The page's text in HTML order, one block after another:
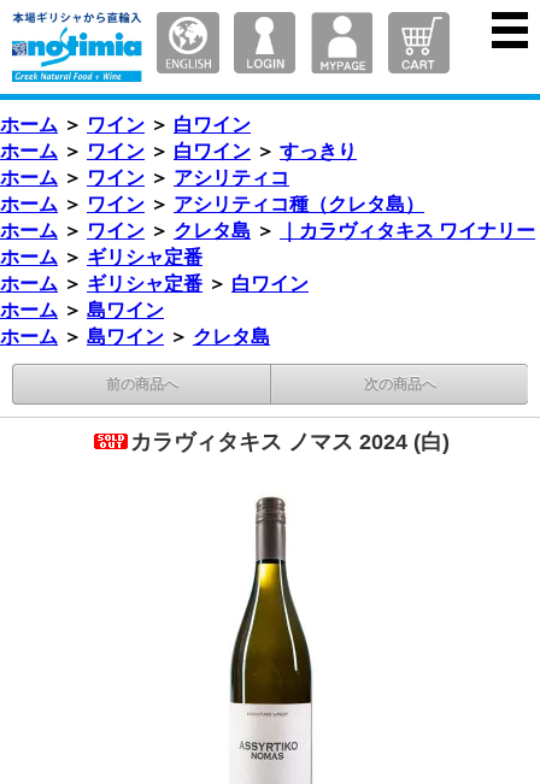
ホーム ＞ ワイン ＞ 白ワイン
ホーム ＞ ワイン ＞ 白ワイン ＞ すっきり
ホーム ＞ ワイン ＞ アシリティコ
ホーム ＞ ワイン ＞ アシリティコ種（クレタ島）
ホーム ＞ ワイン ＞ クレタ島 ＞
｜カラヴィタキス ワイナリー
ホーム ＞ ギリシャ定番
ホーム ＞ ギリシャ定番 ＞ 白ワイン
ホーム ＞ 島ワイン
ホーム ＞ 島ワイン ＞ クレタ島
前の商品へ 次の商品へ
カラヴィタキス ノマス 2024 (白)